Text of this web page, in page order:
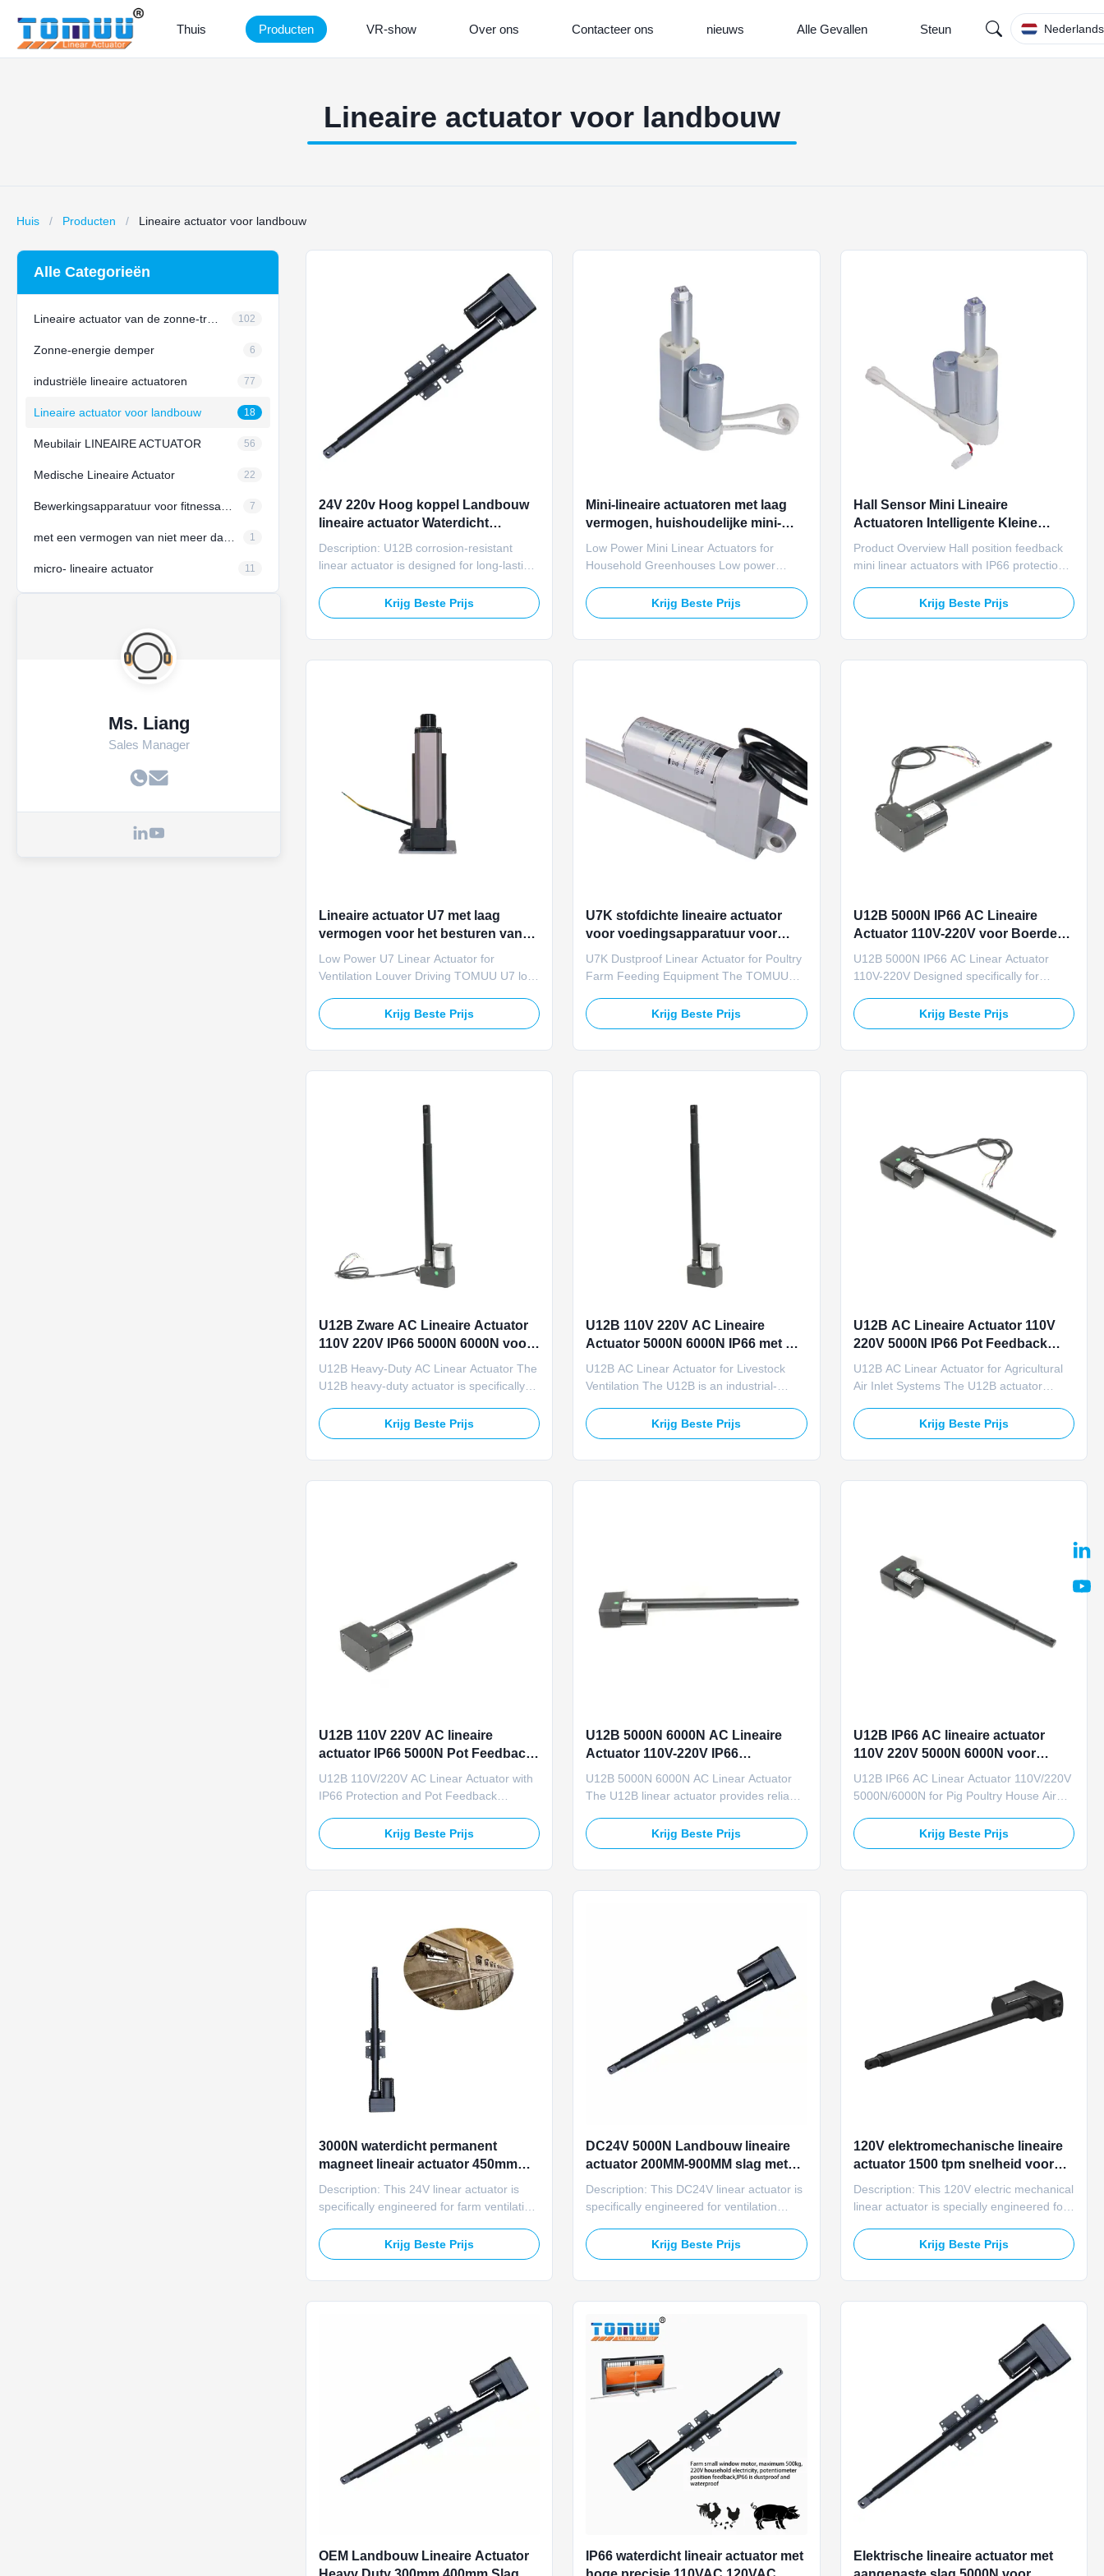
Thuis Producten VR-show Over ons Contacteer ons nieuws Alle Gevallen Steun
Lineaire actuator voor landbouw
Huis / Producten / Lineaire actuator voor landbouw
Alle Categorieën
102
Zonne-energie demper 6
industriële lineaire actuatoren 77
Lineaire actuator voor landbouw 18
Meubilair LINEAIRE ACTUATOR 56
Medische Lineaire Actuator 22
7
1
micro- lineaire actuator 11
Ms. Liang
Sales Manager
24V 220v Hoog koppel Landbouw
lineaire actuator Waterdicht
bouwwerk Voor boerderij ventilatie
Description: U12B corrosion‑resistant
linear actuator is designed for long‑lasting
operates on 120/220VAC or 24VDC,
delivers 5000N rated and 6000N max
Krijg Beste Prijs
Mini-lineaire actuatoren met laag
vermogen, huishoudelijke mini-
bloemgroentekassen
Low Power Mini Linear Actuators for
Household Greenhouses Low power
IP65 protection rating provide 400N thrust
for mini household vegetable and flower
Krijg Beste Prijs
Hall Sensor Mini Lineaire
Actuatoren Intelligente Kleine
Groentehuis Side Air Windows
Product Overview Hall position feedback
mini linear actuators with IP66 protection
greenhouse side ventilation windows.
These 12V/24V dual voltage actuators
Krijg Beste Prijs
Lineaire actuator U7 met laag
vermogen voor het besturen van
ventilatieloever
Low Power U7 Linear Actuator for
Ventilation Louver Driving TOMUU U7 low-
opening and closing of commercial and
household ventilation louvers. The 50-
Krijg Beste Prijs
U7K stofdichte lineaire actuator
voor voedingsapparatuur voor
pluimveehouderijen
U7K Dustproof Linear Actuator for Poultry
Farm Feeding Equipment The TOMUU
automatic feeders and ventilation windows
in poultry houses. This 24V DC unit
Krijg Beste Prijs
U12B 5000N IP66 AC Lineaire
Actuator 110V-220V voor Boerderij
Luchtinlaat Ventilatiesysteem
U12B 5000N IP66 AC Linear Actuator
110V-220V Designed specifically for
systems, this industrial-grade linear
actuator delivers reliable performance in
Krijg Beste Prijs
U12B Zware AC Lineaire Actuator
110V 220V IP66 5000N 6000N voor
Vee Luchtinlaat
U12B Heavy-Duty AC Linear Actuator The
U12B heavy-duty actuator is specifically
systems. This robust actuator features
compatibility with 110V/220V AC power,
Krijg Beste Prijs
U12B 110V 220V AC Lineaire
Actuator 5000N 6000N IP66 met Pot
Feedback voor Vee Luchtinlaat
Ventilatie
U12B AC Linear Actuator for Livestock
Ventilation The U12B is an industrial-
engineered for livestock smart ventilation
systems. This robust actuator supports
Krijg Beste Prijs
U12B AC Lineaire Actuator 110V
220V 5000N IP66 Pot Feedback
voor Agrarische Luchtinlaat
U12B AC Linear Actuator for Agricultural
Air Inlet Systems The U12B actuator
designed for agricultural air inlet systems.
Operating on 110V/220V AC power, this
Krijg Beste Prijs
U12B 110V 220V AC lineaire
actuator IP66 5000N Pot Feedback
voor veredeling luchtinlaat
U12B 110V/220V AC Linear Actuator with
IP66 Protection and Pot Feedback
ventilation systems, the U12B linear
actuator operates on both 110V and 220V
Krijg Beste Prijs
U12B 5000N 6000N AC Lineaire
Actuator 110V-220V IP66
Handmatige Afstelling voor
Boerderijventilatie
U12B 5000N 6000N AC Linear Actuator
The U12B linear actuator provides reliable
systems, featuring 110V/220V AC power,
5000N rated load, and IP66 protection.
Krijg Beste Prijs
U12B IP66 AC lineaire actuator
110V 220V 5000N 6000N voor
varkens
U12B IP66 AC Linear Actuator 110V/220V
5000N/6000N for Pig Poultry House Air
actuator is specifically engineered for
animal breeding ventilation systems.
Krijg Beste Prijs
3000N waterdicht permanent
magneet lineair actuator 450mm
slag met borstel commutatie
Description: This 24V linear actuator is
specifically engineered for farm ventilation
3000N strong thrust, waterproof design,
and permanent magnet with brush
Krijg Beste Prijs
DC24V 5000N Landbouw lineaire
actuator 200MM-900MM slag met
potentiometer
Description: This DC24V linear actuator is
specifically engineered for ventilation
adjustable stroke and 5000N strong thrust
to drive dampers, louvers, and air inlets
Krijg Beste Prijs
120V elektromechanische lineaire
actuator 1500 tpm snelheid voor
landbouwvoermachine
Description: This 120V electric mechanical
linear actuator is specially engineered for
featuring 1500rpm high speed to convert
rotary motion into smooth, precise linear
Krijg Beste Prijs
OEM Landbouw Lineaire Actuator
IP66 waterdicht lineair actuator met
Elektrische lineaire actuator met